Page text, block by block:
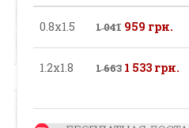
0.8х1.5 1 041 959 грн.
1.2х1.8 1 663 1 533 грн.